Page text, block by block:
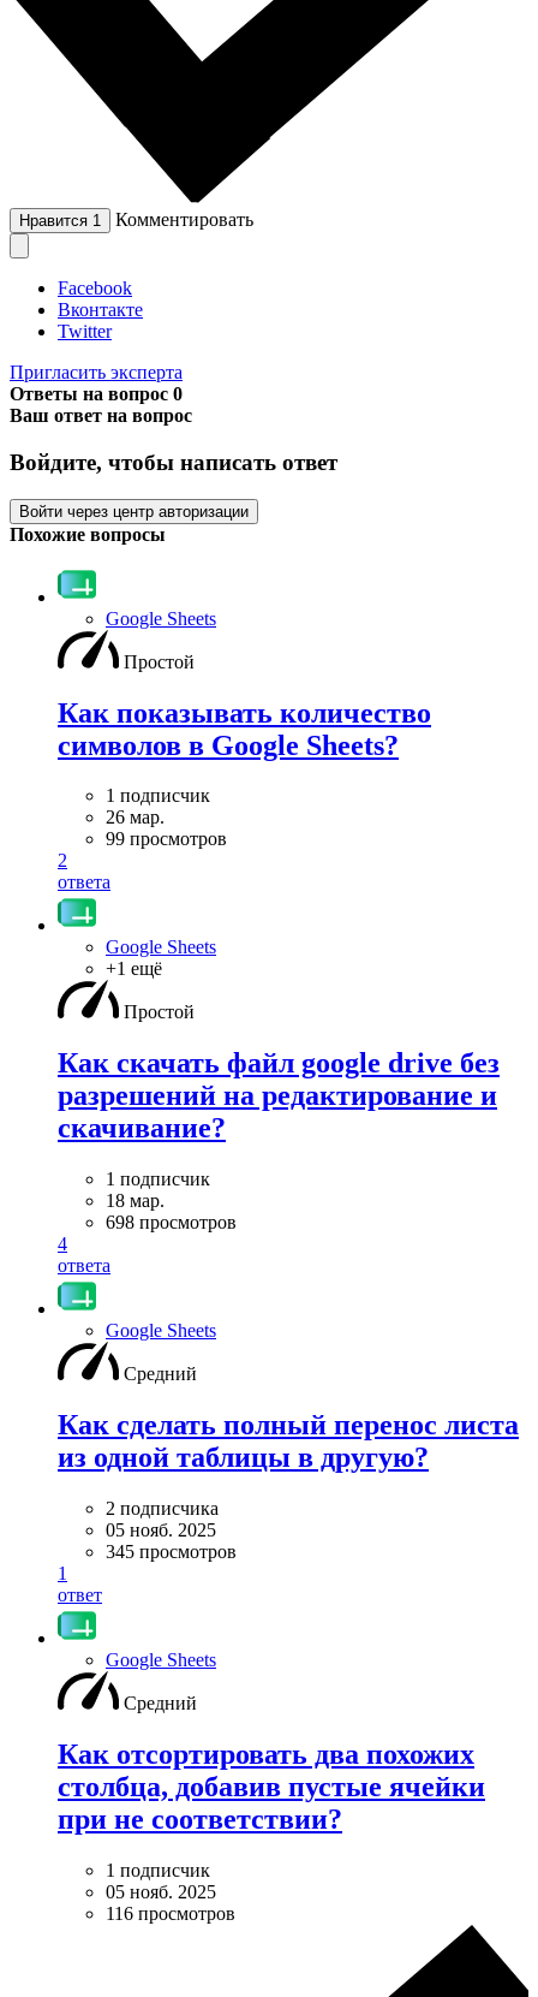
Нравится 1 Комментировать
Facebook
Вконтакте
Twitter
Пригласить эксперта
Ответы на вопрос 0
Ваш ответ на вопрос
Войдите, чтобы написать ответ
Войти через центр авторизации
Похожие вопросы
Google Sheets
Простой
Как показывать количество
символов в Google Sheets?
1 подписчик
26 мар.
99 просмотров
2
ответа
Google Sheets
+1 ещё
Простой
Как скачать файл google drive без
разрешений на редактирование и
скачивание?
1 подписчик
18 мар.
698 просмотров
4
ответа
Google Sheets
Средний
Как сделать полный перенос листа
из одной таблицы в другую?
2 подписчика
05 нояб. 2025
345 просмотров
1
ответ
Google Sheets
Средний
Как отсортировать два похожих
столбца, добавив пустые ячейки
при не соответствии?
1 подписчик
05 нояб. 2025
116 просмотров